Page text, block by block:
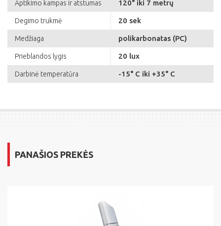
Aptikimo kampas ir atstumas 120° iki 7 metrų
Degimo trukmė 20 sek
Medžiaga polikarbonatas (PC)
Prieblandos lygis 20 lux
Darbinė temperatūra -15° C iki +35° C
PANAŠIOS PREKĖS